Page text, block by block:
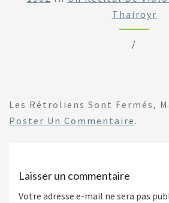
Thairoyr
/
Les Rétroliens Sont Fermés,
Poster Un Commentaire .
Laisser un commentaire
Votre adresse e-mail ne sera pas